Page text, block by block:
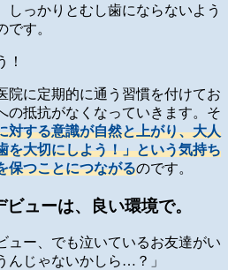
しっかりとむし歯にならないよう
す。
院に定期的に通う習慣を付けてお
の抵抗がなくなっていきます。そ
対する意識が自然と上がり、大人
を大切にしよう！」という気持ち
保つことにつながるのです。
ューは、良い環境で。
ュー、でも泣いているお友達がい
んじゃないかしら…？」